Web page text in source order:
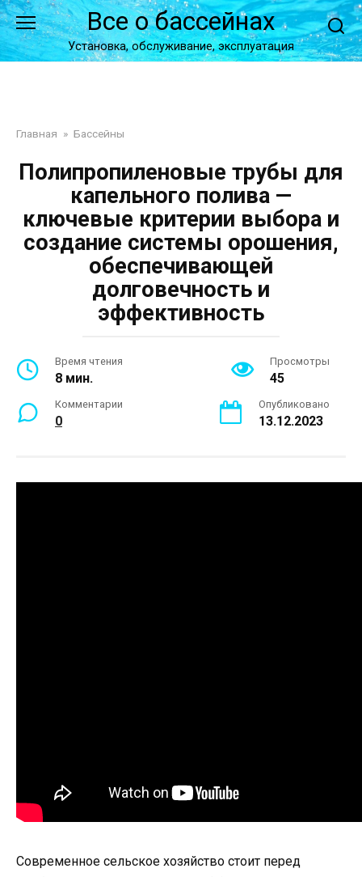
Перейти
к
контенту
Все о бассейнах
Установка, обслуживание, эксплуатация
Главная » Бассейны
Полипропиленовые трубы для
капельного полива —
ключевые критерии выбора и
создание системы орошения,
обеспечивающей
долговечность и
эффективность
Время чтения
8 мин.
Просмотры
45
Комментарии
0
Опубликовано
13.12.2023
Современное сельское хозяйство стоит перед